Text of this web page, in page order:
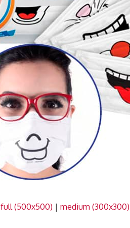
full (500x500) | medium (300x300)